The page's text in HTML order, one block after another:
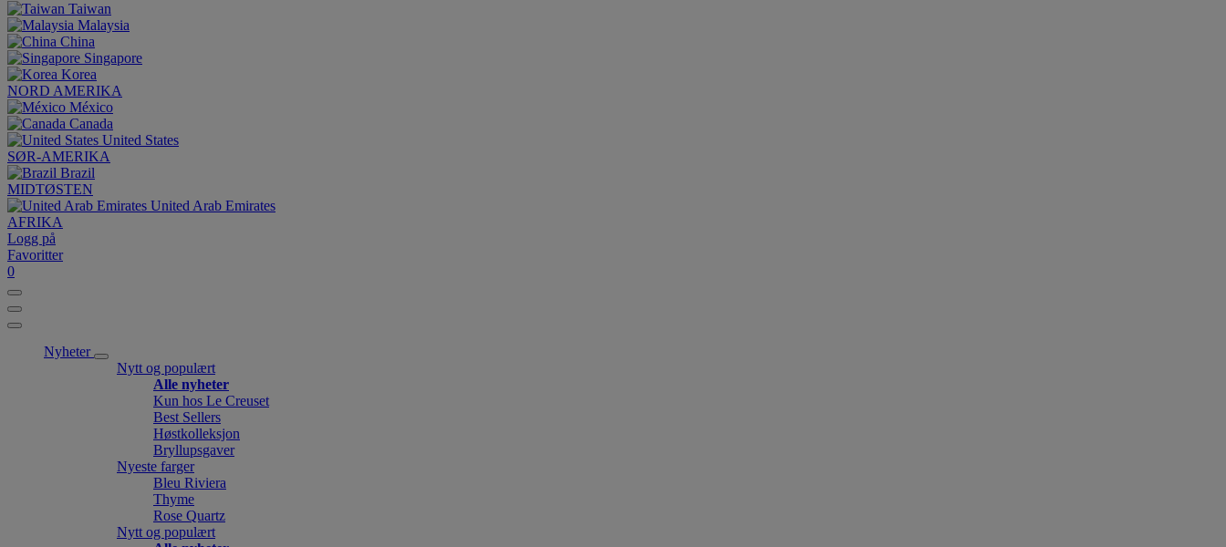
Taiwan
Malaysia
China
Singapore
Korea
NORD AMERIKA
México
Canada
United States
SØR-AMERIKA
Brazil
MIDTØSTEN
United Arab Emirates
AFRIKA
Logg på
Favoritter
0
Nyheter
Nytt og populært
Alle nyheter
Kun hos Le Creuset
Best Sellers
Høstkolleksjon
Bryllupsgaver
Nyeste farger
Bleu Riviera
Thyme
Rose Quartz
Nytt og populært